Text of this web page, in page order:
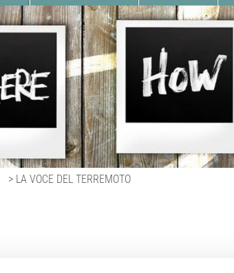
> LA VOCE DEL TERREMOTO